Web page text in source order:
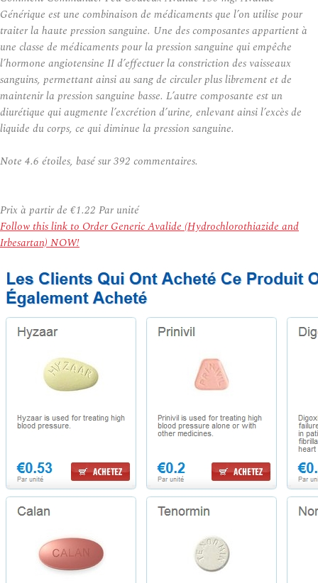
Générique est une combinaison de médicaments que l’on utilise pour
traiter la haute pression sanguine. Une des composantes appartient à
une classe de médicaments pour la pression sanguine qui empêche
l’hormone angiotensine II d’effectuer la constriction des vaisseaux
sanguins, permettant ainsi au sang de circuler plus librement et de
maintenir la pression sanguine basse. L’autre composante est un
diurétique qui augmente l’excrétion d’urine, enlevant ainsi l’excès de
liquide du corps, ce qui diminue la pression sanguine.
Note 4.6 étoiles, basé sur392 commentaires.
Prix à partir de €1.22 Par unité
Follow this link to Order Generic Avalide (Hydrochlorothiazide and
Irbesartan) NOW!